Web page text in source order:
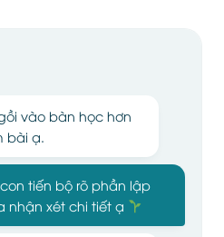
vào bàn học hơn
bài ạ.
tiến bộ rõ phần lập
nhận xét chi tiết ạ